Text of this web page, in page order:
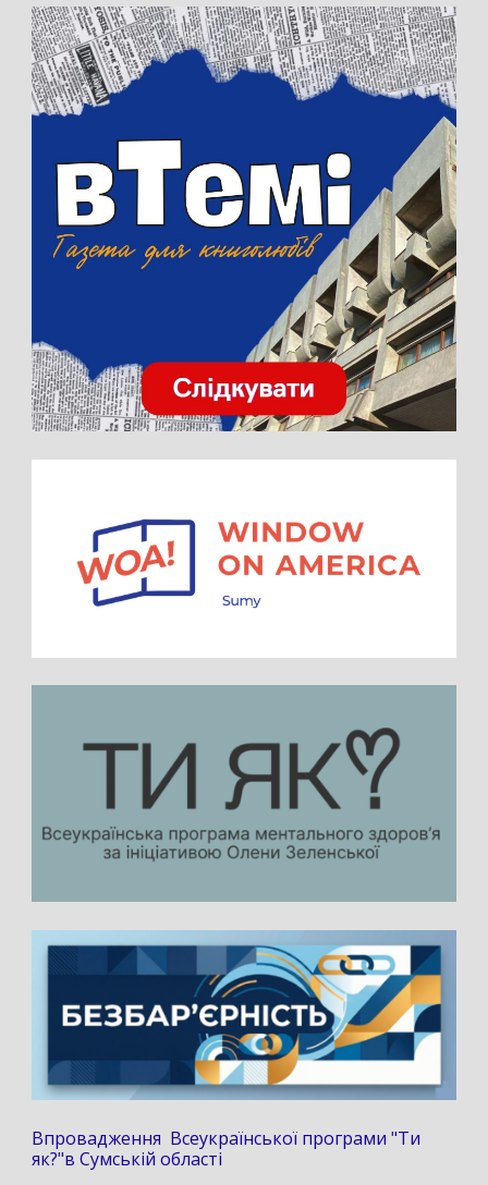
Впровадження Всеукраїнської програми "Ти
як?"в Сумській області